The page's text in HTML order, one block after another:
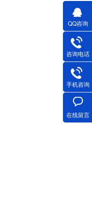
QQ咨询
咨询电话
手机咨询
在线留言